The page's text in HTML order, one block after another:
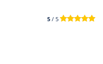
5 / 5